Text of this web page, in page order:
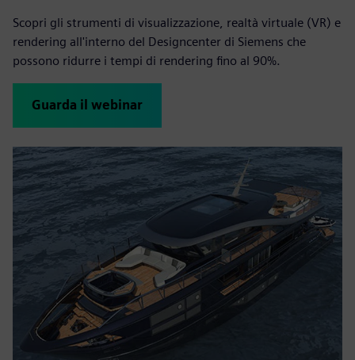
Scopri gli strumenti di visualizzazione, realtà virtuale (VR) e
rendering all'interno del Designcenter di Siemens che
possono ridurre i tempi di rendering fino al 90%.
Guarda il webinar